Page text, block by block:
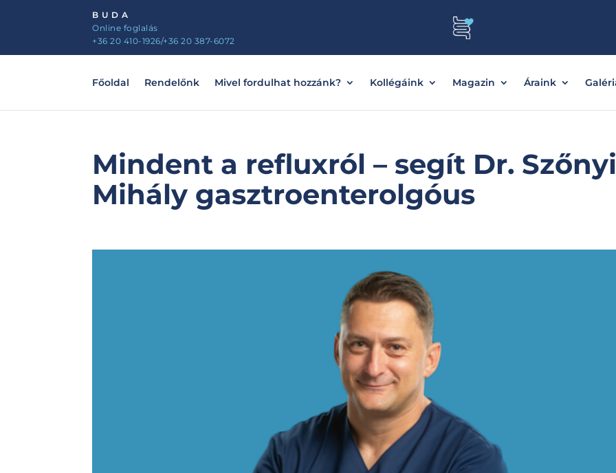
BUDA
Online foglalás
+36 20 410-1926/+36 20 387-6072
Főoldal Rendelőnk Mivel fordulhat hozzánk? Kollégáink Magazin Áraink
Mindent a refluxról – segít Dr.
Mihály gasztroenterolgóus